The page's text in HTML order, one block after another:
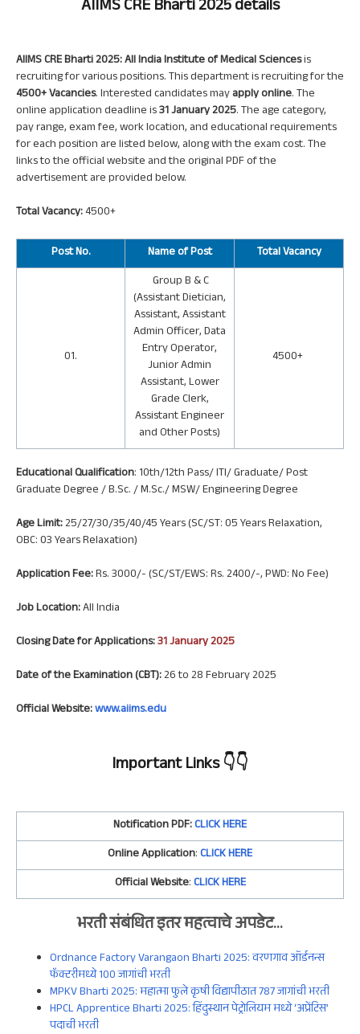
AIIMS CREBharti 2025 details
AIIMS CRE Bharti 2025:All India Institute of Medical Sciencesis
recruiting for various positions. This department is recruiting for the
4500+ Vacancies. Interested candidates mayapply online. The
online application deadline is31 January 2025. The age category,
pay range, exam fee, work location, and educational requirements
for each position are listed below, along with the exam cost. The
links to the official website and the original PDF of the
advertisement are provided below.
Total Vacancy:4500+
PostNo. Name of Post Total Vacancy
01.
Group B & C
(Assistant Dietician,
Assistant, Assistant
Admin Officer, Data
Entry Operator,
Junior Admin
Assistant, Lower
Grade Clerk,
Assistant Engineer
and Other Posts)
4500+
Educational Qualification: 10th/12th Pass/ ITI/ Graduate/ Post
Graduate Degree / B.Sc. / M.Sc./ MSW/ Engineering Degree
Age Limit:25/27/30/35/40/45 Years (SC/ST: 05 Years Relaxation,
OBC: 03 Years Relaxation)
Application Fee:Rs. 3000/- (SC/ST/EWS: Rs. 2400/-, PWD: No Fee)
Job Location:All India
Closing Date for Applications:31 January 2025
Date of the Examination (CBT):26 to 28 February 2025
Official Website:www.aiims.edu
Important Links👇👇
Notification PDF:CLICK HERE
Online Application:CLICK HERE
Official Website:CLICK HERE
भरती संबंधित इतर महत्वाचे अपडेट…
Ordnance Factory Varangaon Bharti 2025: वरणगाव ऑर्डनन्स
फॅक्टरीमध्ये 100 जागांची भरती
MPKV Bharti 2025: महात्मा फुले कृषी विद्यापीठात 787 जागांची भरती
HPCL Apprentice Bharti 2025: हिंदुस्थान पेट्रोलियम मध्ये ‘अप्रेंटिस’
पदाची भरती